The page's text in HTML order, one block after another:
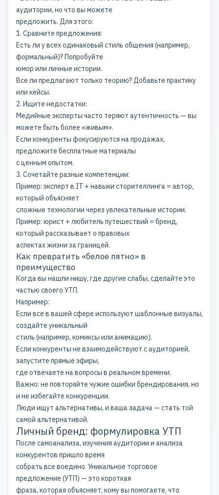
аудитории, но что вы можете
предложить. Для этого:
1. Сравните предложения:
Есть ли у всех одинаковый стиль общения (например,
формальный)? Попробуйте
юмор или личные истории.
Все ли предлагают только теорию? Добавьте практику
или кейсы.
2. Ищите недостатки:
Медийные эксперты часто теряют аутентичность — вы
можете быть более «живым».
Если конкуренты фокусируются на продажах,
предложите бесплатные материалы
с ценным опытом.
3. Сочетайте разные компетенции:
Пример: эксперт в IT + навыки сторителлинга = автор,
который объясняет
сложные технологии через увлекательные истории.
Пример: юрист + любитель путешествий = бренд,
который рассказывает о правовых
аспектах жизни за границей.
Как превратить «белое пятно» в
преимущество
Когда вы нашли нишу, где другие слабы, сделайте это
частью своего УТП.
Например:
Если все в вашей сфере используют шаблонные визуалы,
создайте уникальный
стиль (например, комиксы или анимацию).
Если конкуренты не взаимодействуют с аудиторией,
запустите прямые эфиры,
где отвечаете на вопросы в реальном времени.
Важно: не повторяйте чужие ошибки брендирования, но
и не избегайте конкуренции.
Люди ищут альтернативы, и ваша задача — стать той
самой альтернативой.
Личный бренд: формулировка УТП
После самоанализа, изучения аудитории и анализа
конкурентов пришло время
собрать все воедино. Уникальное торговое
предложение (УТП) — это короткая
фраза, которая объясняет, кому вы помогаете, что